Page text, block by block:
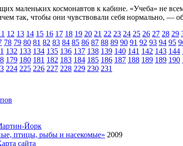
маленьких космонавтов к кабине. «Учеба» не
так, чтобы они чувствовали себя нормально, —
12 13 14 15 16 17 18 19 20 21 22 23 24 25 26 27 28 29
78 79 80 81 82 83 84 85 86 87 88 89 90 91 92 93 94 95
132 133 134 135 136 137 138 139 140 141 142 143 144
179 180 181 182 183 184 185 186 187 188 189 189 190
224 225 226 227 228 229 230 231
Йорк
птицы, рыбы и насекомые» 2009
сайта